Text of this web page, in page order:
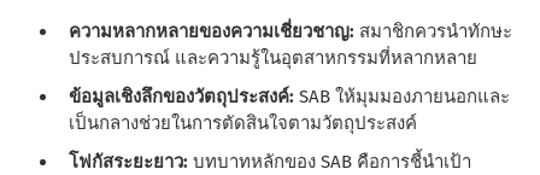
ความหลากหลายของความเชี่ยวชาญ: สมาชิกควรนําทักษะ
ประสบการณ์ และความรู้ในอุตสาหกรรมที่หลากหลาย
ข้อมูลเชิงลึกของวัตถุประสงค์:SAB ให้มุมมองภายนอกและ
เป็นกลางช่วยในการตัดสินใจตามวัตถุประสงค์
โฟกัสระยะยาว: บทบาทหลักของ SAB คือการชี้นําเป้า